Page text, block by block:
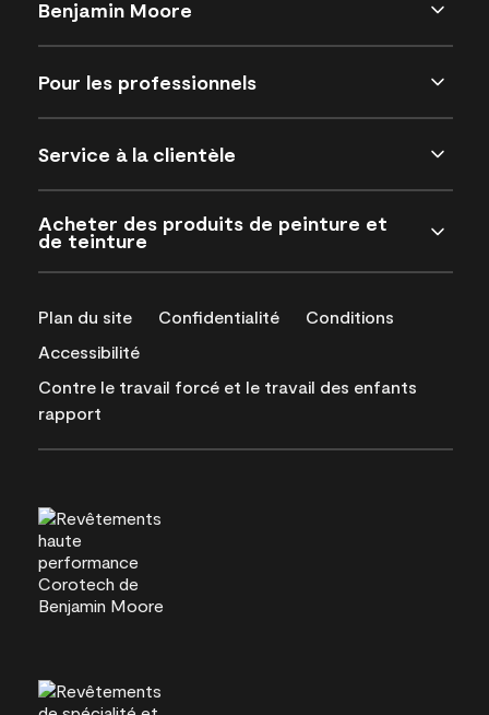
Benjamin Moore
Pour les professionnels
Service à la clientèle
Acheter des produits de peinture et
de teinture
Plan du site Confidentialité
Conditions
Accessibilité
Contre le travail forcé et le travail des enfants
rapport